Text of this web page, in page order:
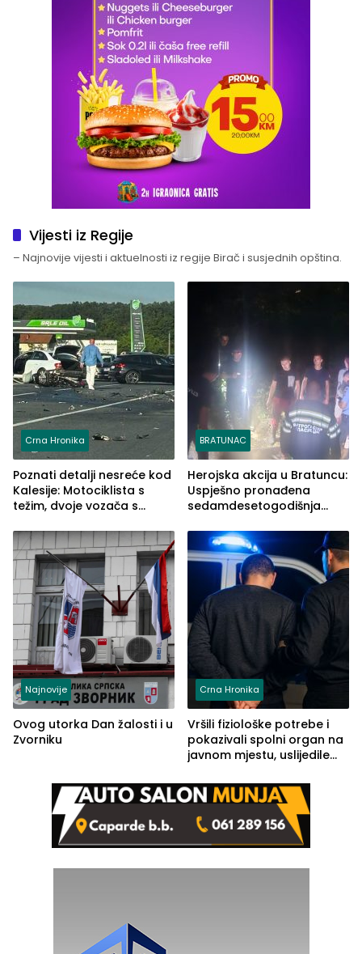
Vijesti iz Regije
– Najnovije vijesti i aktuelnosti iz regije Birač i susjednih opština.
Crna Hronika
Poznati detalji nesreće kod
Kalesije: Motociklista s
težim, dvoje vozača s
BRATUNAC
Herojska akcija u Bratuncu:
Uspješno pronađena
sedamdesetogodišnja
Kravice.
Najnovije
Ovog utorka Dan žalosti i u
Zvorniku
Crna Hronika
Vršili fiziološke potrebe i
pokazivali spolni organ na
javnom mjestu, uslijedile